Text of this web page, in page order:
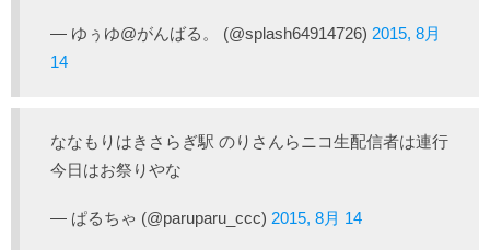
— ゆぅゆ@がんばる。 (@splash64914726) 2015, 8月
14
ななもりはきさらぎ駅 のりさんらニコ生配信者は連行
今日はお祭りやな
— ぱるちゃ (@paruparu_ccc) 2015, 8月 14